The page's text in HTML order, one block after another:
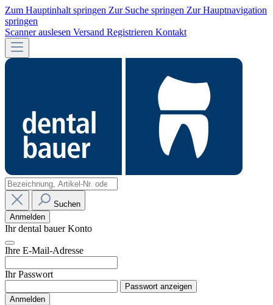
Zum Hauptinhalt springen Zur Suche springen Zur Hauptnavigation
springen
Scanner auslesen Versand Registrieren Kontakt
Suchen
Anmelden
Ihr dental bauer Konto
Ihre E-Mail-Adresse
Ihr Passwort
Passwort anzeigen
Anmelden